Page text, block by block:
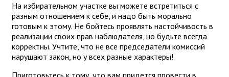
На избирательном участке вы можете встретиться с
разным отношением к себе, и надо быть морально
готовым к этому. Не бойтесь проявлять настойчивость в
реализации своих прав наблюдателя, но будьте всегда
корректны. Учтите, что не все председатели комиссий
нарушают закон, но у всех разные характеры!